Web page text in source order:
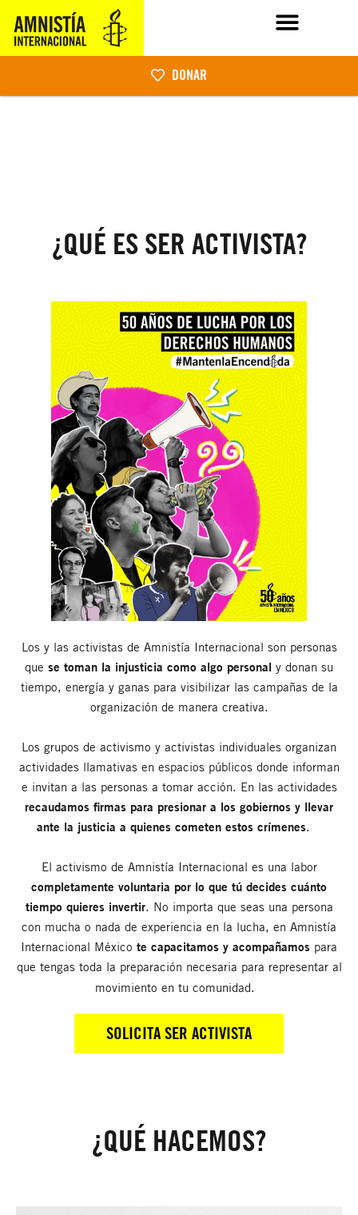
DONAR
¿QUÉ ES SER ACTIVISTA?
Los y las activistas de Amnistía Internacional son personas
que se toman la injusticia como algo personal y donan su
tiempo, energía y ganas para visibilizar las campañas de la
organización de manera creativa.
Los grupos de activismo y activistas individuales organizan
actividades llamativas en espacios públicos donde informan
e invitan a las personas a tomar acción. En las actividades
recaudamos firmas para presionar a los gobiernos y llevar
ante la justicia a quienes cometen estos crímenes.
El activismo de Amnistía Internacional es una labor
completamente voluntaria por lo que tú decides cuánto
tiempo quieres invertir. No importa que seas una persona
con mucha o nada de experiencia en la lucha, en Amnistía
Internacional México te capacitamos y acompañamos para
que tengas toda la preparación necesaria para representar al
movimiento en tu comunidad.
SOLICITA SER ACTIVISTA
¿QUÉ HACEMOS?